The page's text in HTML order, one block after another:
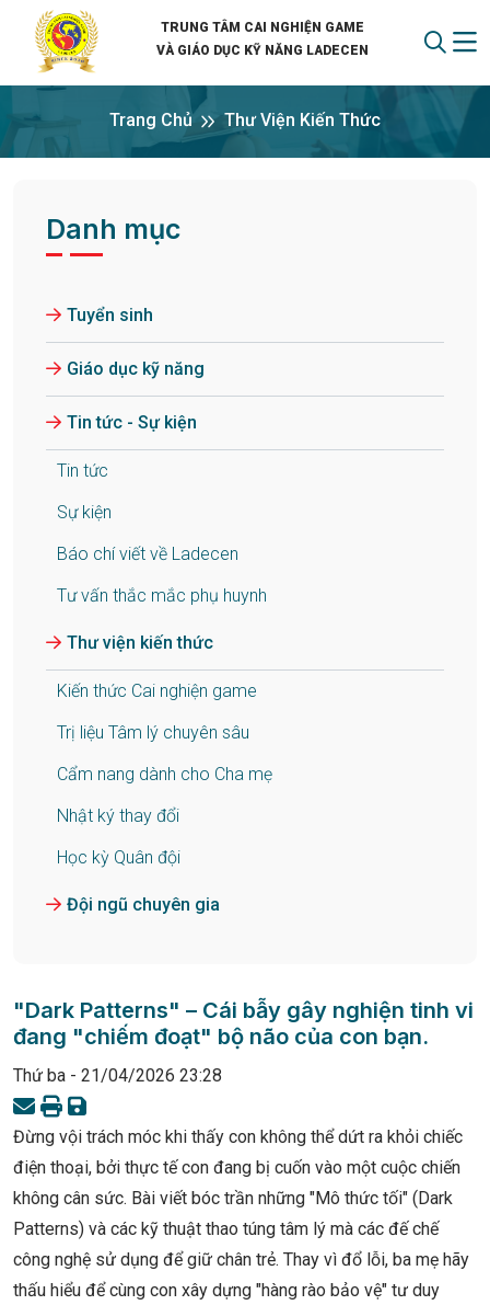
TRUNG TÂM CAI NGHIỆN GAME
VÀ GIÁO DỤC KỸ NĂNG LADECEN
Trang Chủ Thư Viện Kiến Thức
Danh mục
Tuyển sinh
Giáo dục kỹ năng
Tin tức - Sự kiện
Tin tức
Sự kiện
Báo chí viết về Ladecen
Tư vấn thắc mắc phụ huynh
Thư viện kiến thức
Kiến thức Cai nghiện game
Trị liệu Tâm lý chuyên sâu
Cẩm nang dành cho Cha mẹ
Nhật ký thay đổi
Học kỳ Quân đội
Đội ngũ chuyên gia
"Dark Patterns" – Cái bẫy gây nghiện tinh vi
đang "chiếm đoạt" bộ não của con bạn.
Thứ ba - 21/04/2026 23:28
Đừng vội trách móc khi thấy con không thể dứt ra khỏi chiếc
điện thoại, bởi thực tế con đang bị cuốn vào một cuộc chiến
không cân sức. Bài viết bóc trần những "Mô thức tối" (Dark
Patterns) và các kỹ thuật thao túng tâm lý mà các đế chế
công nghệ sử dụng để giữ chân trẻ. Thay vì đổ lỗi, ba mẹ hãy
thấu hiểu để cùng con xây dựng "hàng rào bảo vệ" tư duy